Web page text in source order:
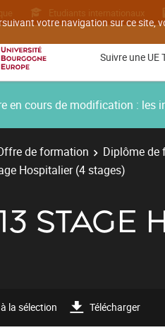
votre navigation sur ce site,
Etudiants internationaux
Suivre une UE
en cours de modification : les
de formation Diplôme de
Hospitalier (4 stages)
STAGE
la sélection Télécharger